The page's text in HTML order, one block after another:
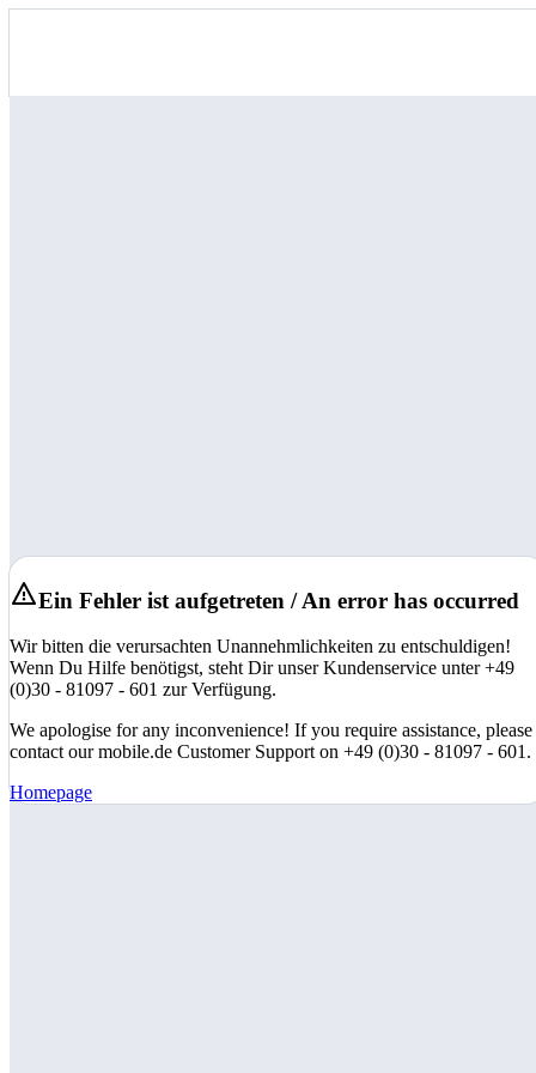
Ein Fehler ist aufgetreten / An error has occurred
Wir bitten die verursachten Unannehmlichkeiten zu entschuldigen!
Wenn Du Hilfe benötigst, steht Dir unser Kundenservice unter +49
(0)30 - 81097 - 601 zur Verfügung.
We apologise for any inconvenience! If you require assistance, please
contact our mobile.de Customer Support on +49 (0)30 - 81097 - 601.
Homepage